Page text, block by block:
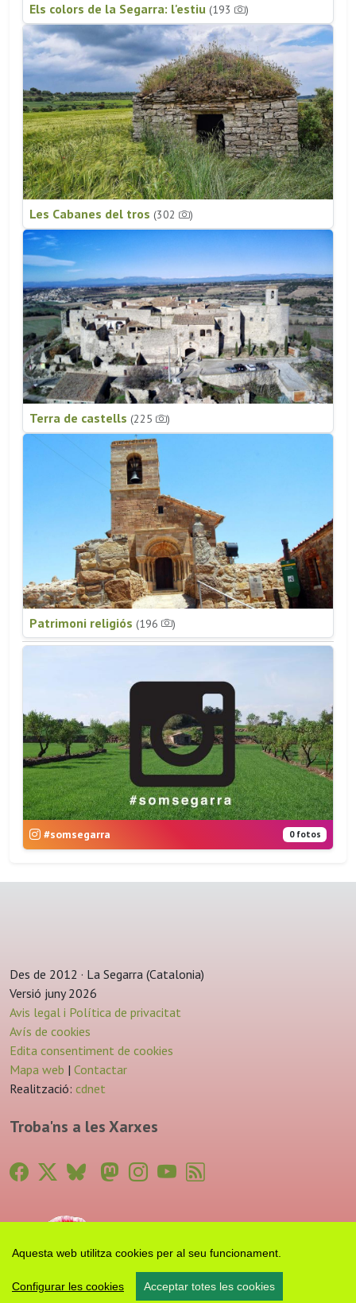
Aquesta web utilitza cookies per al seu funcionament.
Configurar les cookies Acceptar totes les cookies
Els colors de la Segarra: l'estiu (193 )
Les Cabanes del tros (302 )
Terra de castells (225 )
Patrimoni religiós (196 )
#somsegarra 0 fotos
Des de 2012 · La Segarra (Catalonia)
Versió juny 2026
Avis legal i Política de privacitat
Avís de cookies
Edita consentiment de cookies
Mapa web | Contactar
Realització: cdnet
Troba'ns a les Xarxes